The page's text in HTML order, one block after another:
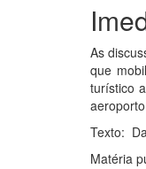
As
que
turístico
Texto:
Matéria